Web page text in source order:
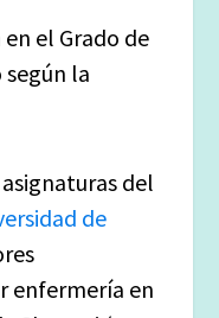
en el Grado de
la
del
de
enfermería en